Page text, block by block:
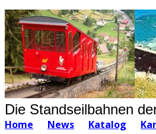
Die Standseilbahnen
Home News Katalog